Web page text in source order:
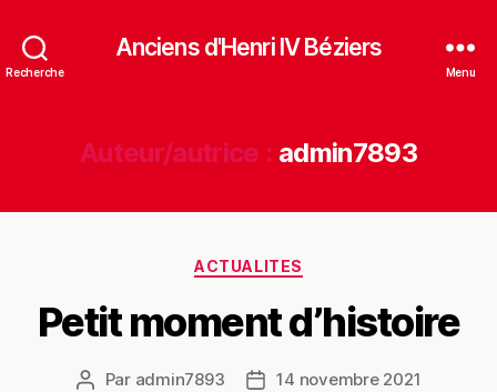
Recherche
Anciens d'Henri IV Béziers
Menu
Auteur/autrice : admin7893
Catégories
ACTUALITES
Petit moment d’histoire
Auteur
Par admin7893
Date14 novembre 2021